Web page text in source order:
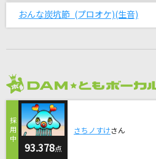
一生に一度愛してるよ
[生音]ドライフラワー
優里
BRAVE GROOVE
おんな炭坑節 (プロオケ)(生音)
93.378点
さちノすけさん